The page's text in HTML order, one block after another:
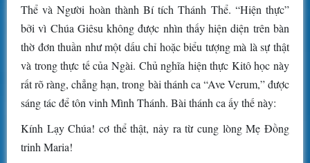
Thể và Người hoàn thành Bí tích Thánh Thể. “Hiện thực”
bởi vì Chúa Giêsu không được nhìn thấy hiện diện trên bàn
thờ đơn thuần như một dấu chỉ hoặc biểu tượng mà là sự thật
và trong thực tế của Ngài. Chủ nghĩa hiện thực Kitô học này
rất rõ ràng, chẳng hạn, trong bài thánh ca “Ave Verum,” được
sáng tác để tôn vinh Mình Thánh. Bài thánh ca ấy thế này:
Kính Lạy Chúa! cơ thể thật, nảy ra từ cung lòng Mẹ Đồng
trinh Maria!